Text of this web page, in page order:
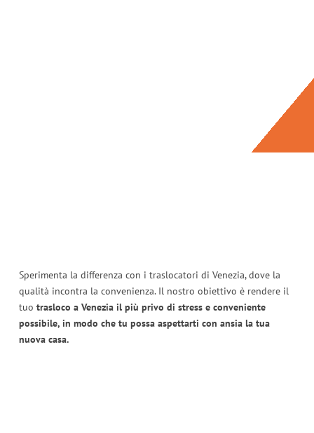
Sperimenta la differenza con i traslocatori di Venezia, dove la
qualità incontra la convenienza. Il nostro obiettivo è rendere il
tuo trasloco a Venezia il più privo di stress e conveniente
possibile, in modo che tu possa aspettarti con ansia la tua
nuova casa.